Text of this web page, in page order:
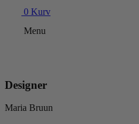
0 Kurv
Menu
Designer
Maria Bruun